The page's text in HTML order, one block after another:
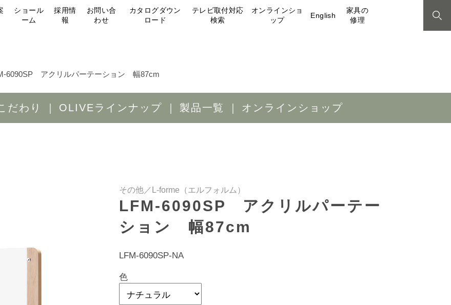
ショール
ーム
採用情
報
お問い合
わせ
カタログダウン
ロード
テレビ取付対応
検索
オンラインショ
ップ
English
家具の
修理
6090SP アクリルパーテーション 幅87cm
だわり OLIVEラインナップ 製品一覧 オンラインショップ
その他／L-forme（エルフォルム）
LFM-6090SP アクリルパーテー
ション 幅87cm
LFM-6090SP-NA
色